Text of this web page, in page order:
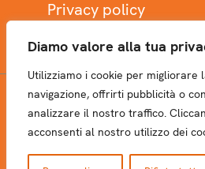
Diamo valore alla tua
Utilizziamo i cookie per migliorare
navigazione, offrirti pubblicità o
analizzare il nostro traffico.
acconsenti al nostro utilizzo dei
Privacy policy
NEWSLETTER